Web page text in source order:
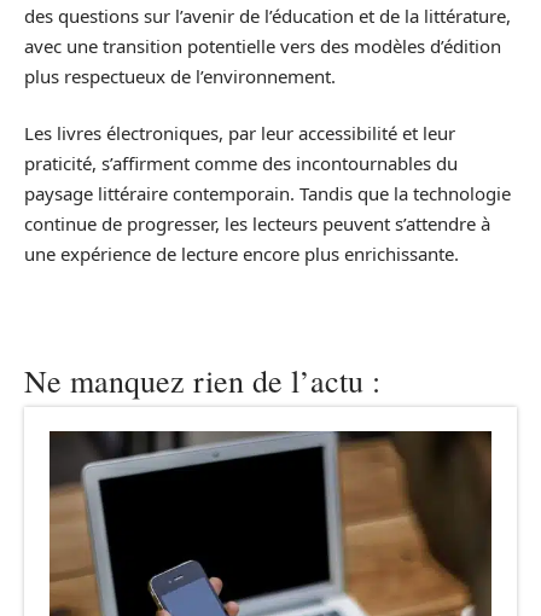
des questions sur l’avenir de l’éducation et de la littérature,
avec une transition potentielle vers des modèles d’édition
plus respectueux de l’environnement.
Les livres électroniques, par leur accessibilité et leur
praticité, s’affirment comme des incontournables du
paysage littéraire contemporain. Tandis que la technologie
continue de progresser, les lecteurs peuvent s’attendre à
une expérience de lecture encore plus enrichissante.
Ne manquez rien de l’actu :